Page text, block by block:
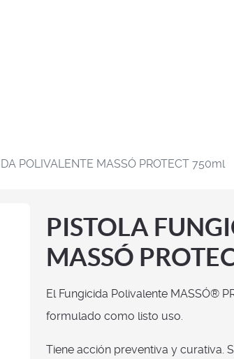
POLIVALENTE MASSÓ PROTECT 750ml
PISTOLA
MASSÓ
El Fungicida Polivalente MASSÓ®
formulado como listo uso.
Tiene acción preventiva y curativa.